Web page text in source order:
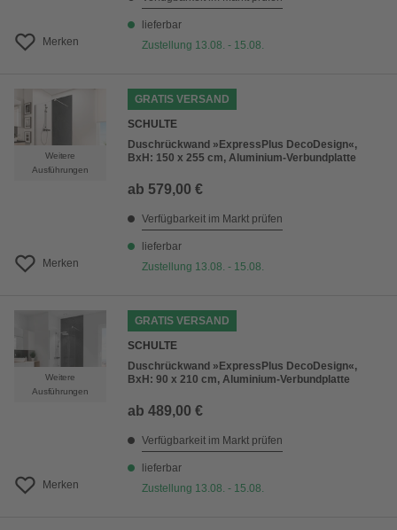
Merken
lieferbar
Zustellung 13.08. - 15.08.
Weitere
Ausführungen
Merken
GRATIS VERSAND
SCHULTE
Duschrückwand »ExpressPlus DecoDesign«,
BxH: 150 x 255 cm, Aluminium-Verbundplatte
ab 579,00 €
Verfügbarkeit im Markt prüfen
lieferbar
Zustellung 13.08. - 15.08.
Weitere
Ausführungen
Merken
GRATIS VERSAND
SCHULTE
Duschrückwand »ExpressPlus DecoDesign«,
BxH: 90 x 210 cm, Aluminium-Verbundplatte
ab 489,00 €
Verfügbarkeit im Markt prüfen
lieferbar
Zustellung 13.08. - 15.08.